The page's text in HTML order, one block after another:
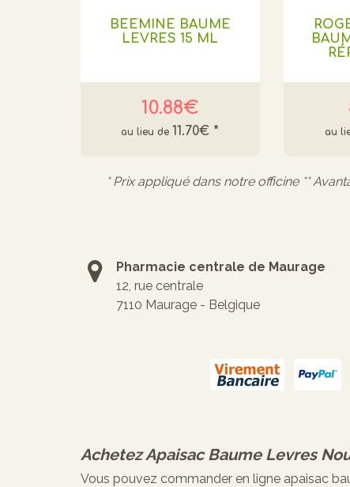
BEEMINE BAUME
LEVRES 15 ML
10.88€
11.70€ *
* Prix appliqué dans notre officine **
Pharmacie centrale de Maurage
12, rue centrale
7110 Maurage - Belgique
AchetezApaisac Baume Levres
Vous pouvez commander en ligne apaisac